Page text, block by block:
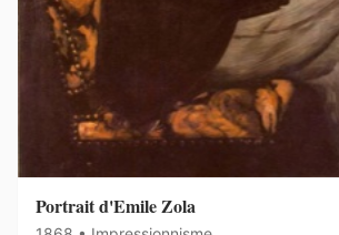
Portrait d'Emile Zola